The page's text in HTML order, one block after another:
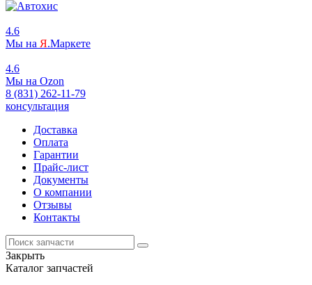
4.6
Мы на Я.Маркете
4.6
Мы на Ozon
8 (831) 262-11-79
консультация
Доставка
Оплата
Гарантии
Прайс-лист
Документы
О компании
Отзывы
Контакты
Закрыть
Каталог запчастей